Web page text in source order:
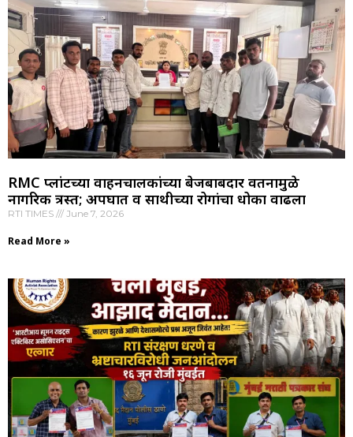
RMC प्लांटच्या वाहनचालकांच्या बेजबाबदार वर्तनामुळे
नागरिक त्रस्त; अपघात व साथीच्या रोगांचा धोका वाढला
RTI TIMES June 7, 2026
Read More »